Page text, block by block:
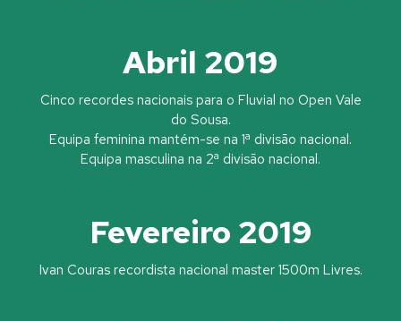
Abril 2019
Cinco recordes nacionais para o Fluvial no Open Vale
do Sousa.
Equipa feminina mantém-se na 1ª divisão nacional.
Equipa masculina na 2ª divisão nacional.
Fevereiro 2019
Ivan Couras recordista nacional master 1500m Livres.